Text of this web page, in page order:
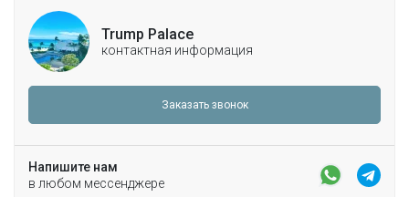
Trump Palace
контактная информация
Заказать звонок
Напишите нам
в любом мессенджере